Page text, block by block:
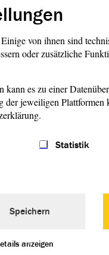
des
Oli-Kino
von ihnen sind
oder zusätzliche
es zu einer
der jeweiligen
Statistik
Speichern
anzeigen